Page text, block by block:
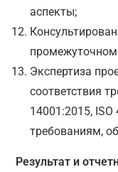
аспекты;
промежуточном
Экспертиза
соответствия
14001:2015,
требованиям,
Результат и